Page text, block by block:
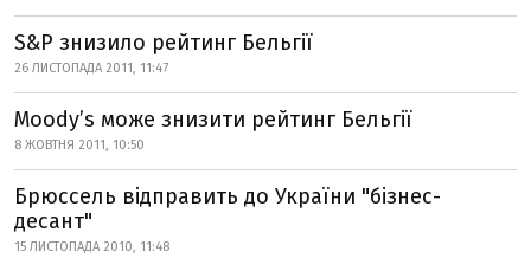
S&P знизило рейтинг Бельгії
26 ЛИСТОПАДА 2011, 11:47
Moody’s може знизити рейтинг Бельгії
8 ЖОВТНЯ 2011, 10:50
Брюссель відправить до України "бізнес-
десант"
15 ЛИСТОПАДА 2010, 11:48